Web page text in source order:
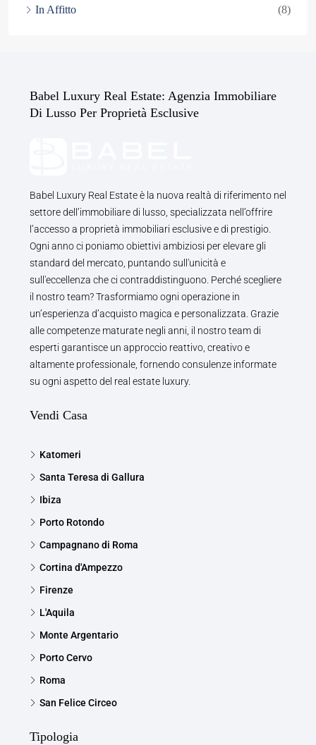
In Affitto
(8)
Babel Luxury Real Estate: Agenzia Immobiliare
Di Lusso Per Proprietà Esclusive
Babel Luxury Real Estate è la nuova realtà di riferimento nel
settore dell’immobiliare di lusso, specializzata nell’offrire
l’accesso a proprietà immobiliari esclusive e di prestigio.
Ogni anno ci poniamo obiettivi ambiziosi per elevare gli
standard del mercato, puntando sull'unicità e
sull'eccellenza che ci contraddistinguono. Perché scegliere
il nostro team? Trasformiamo ogni operazione in
un’esperienza d’acquisto magica e personalizzata. Grazie
alle competenze maturate negli anni, il nostro team di
esperti garantisce un approccio reattivo, creativo e
altamente professionale, fornendo consulenze informate
su ogni aspetto del real estate luxury.
Vendi Casa
Katomeri
Santa Teresa di Gallura
Ibiza
Porto Rotondo
Campagnano di Roma
Cortina d'Ampezzo
Firenze
L'Aquila
Monte Argentario
Porto Cervo
Roma
San Felice Circeo
Tipologia